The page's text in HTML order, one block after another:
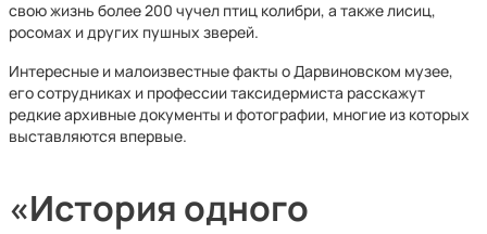
свою жизнь более 200 чучел птиц колибри, а также лисиц,
росомах и других пушных зверей.
Интересные и малоизвестные факты о Дарвиновском музее,
его сотрудниках и профессии таксидермиста расскажут
редкие архивные документы и фотографии, многие из которых
выставляются впервые.
«История одного